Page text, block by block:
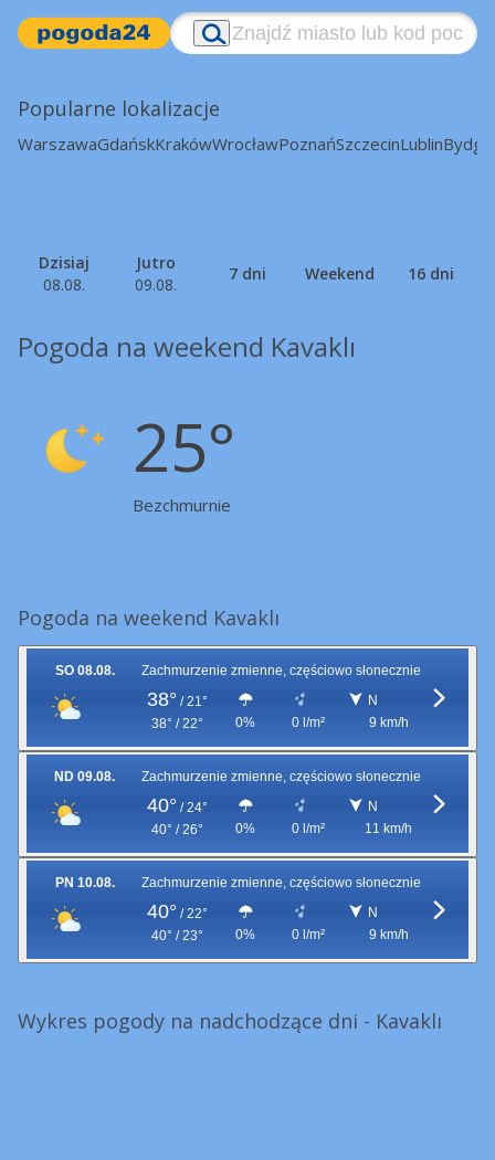
Popularne lokalizacje
WarszawaGdańskKrakówWrocławPoznańSzczecinLublin
Dzisiaj
08.08.
Jutro
09.08.
7 dni Weekend 16 dni
Pogoda na weekend Kavaklı
25°
Bezchmurnie
Pogoda na weekend Kavaklı
SO 08.08. Zachmurzenie zmienne, częściowo słonecznie
38° / 21°
38° / 22°
0% 0 l/m²
N
9 km/h
ND 09.08. Zachmurzenie zmienne, częściowo słonecznie
40° / 24°
40° / 26°
0% 0 l/m²
N
11 km/h
PN 10.08. Zachmurzenie zmienne, częściowo słonecznie
40° / 22°
40° / 23°
0% 0 l/m²
N
9 km/h
Wykres pogody na nadchodzące dni - Kavaklı